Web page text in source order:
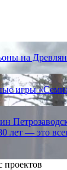
на
игры
лет — это
проектов